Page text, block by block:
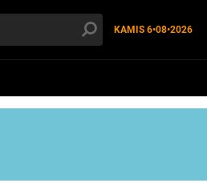
KAMIS 6•08•2026